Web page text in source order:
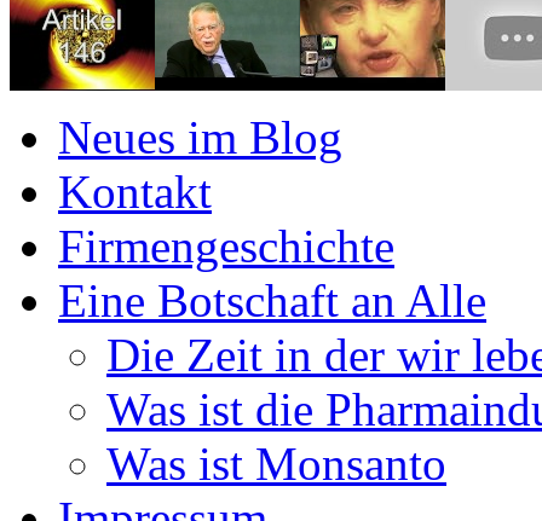
Neues im Blog
Kontakt
Firmengeschichte
Eine Botschaft an Alle
Die Zeit in der wir
Was ist die
Was ist Monsanto